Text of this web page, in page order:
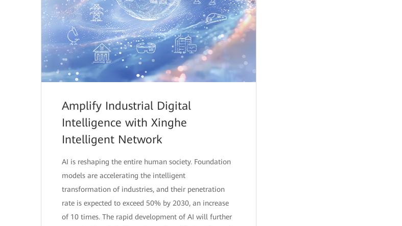
Amplify Industrial Digital
Intelligence with Xinghe
Intelligent Network
AI is reshaping the entire human society. Foundation
models are accelerating the intelligent
transformation of industries, and their penetration
rate is expected to exceed 50% by 2030, an increase
of 10 times. The rapid development of AI will further